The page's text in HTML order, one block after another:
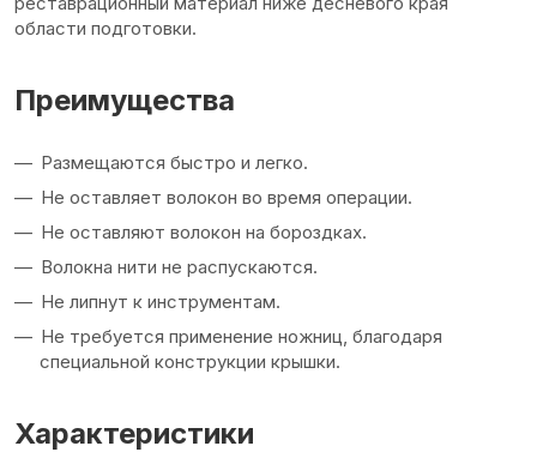
области подготовки.
Преимущества
Размещаются быстро и легко.
Не оставляет волокон во время операции.
Не оставляют волокон на бороздках.
Волокна нити не распускаются.
Не липнут к инструментам.
Не требуется применение ножниц, благодаря
специальной конструкции крышки.
Характеристики